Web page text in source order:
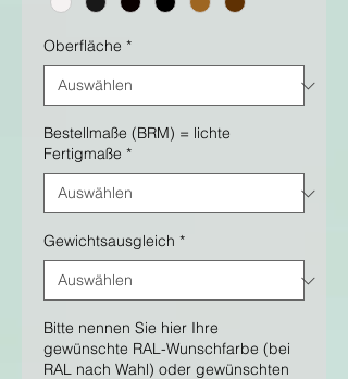
Oberfläche *
Bestellmaße (BRM) = lichte
Fertigmaße *
Gewichtsausgleich *
Bitte nennen Sie hier Ihre
gewünschte RAL-Wunschfarbe (bei
RAL nach Wahl) oder gewünschten